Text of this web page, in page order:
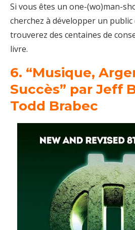
Si vous êtes un one-(wo)man-
cherchez à développer un public
trouverez des centaines de
livre.
6. “Musique,
Succès” par Jeff
Todd Brabec